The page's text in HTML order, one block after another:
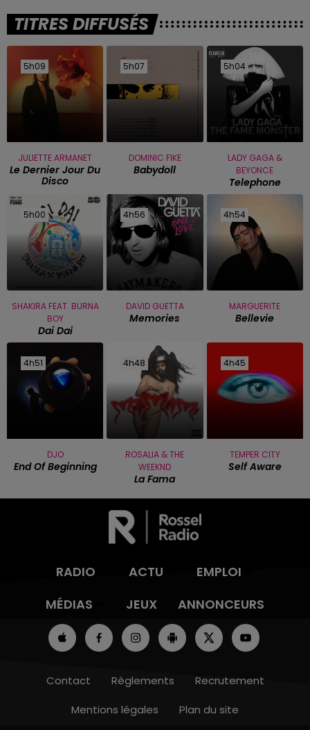
TITRES DIFFUSÉS
5h09
5h09
JULIETTE ARMANET
Le Dernier Jour Du
Disco
5h07
5h07
DOMINIC FIKE
Babydoll
5h04
5h04
LADY GAGA &
BEYONCE
Telephone
5h00
5h00
SHAKIRA FEAT. BURNA
BOY
Dai Dai
4h56
4h56
DAVID GUETTA
Memories
4h54
4h54
MARGUERITE
Bellevie
4h51
4h51
DJO
End Of Beginning
4h48
4h48
ROSALIA & THE
WEEKND
La Fama
4h45
4h45
TEMPER CITY
Self Aware
RADIO ACTU
EMPLOI
MÉDIAS
JEUX ANNONCEURS
Contact Règlements
Recrutement
Mentions légales
Plan du site